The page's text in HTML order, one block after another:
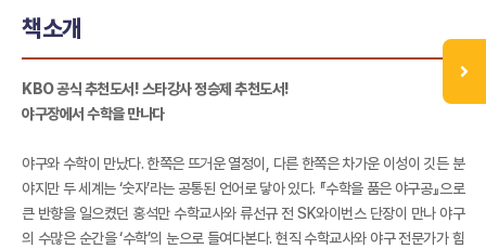
책소개
KBO 공식 추천도서! 스타강사 정승제 추천도서!
야구장에서 수학을 만나다
야구와 수학이 만났다. 한쪽은 뜨거운 열정이, 다른 한쪽은 차가운 이성이 깃든 분
야지만 두 세계는 ‘숫자’라는 공통된 언어로 닿아 있다. 『수학을 품은 야구공』으로
큰 반향을 일으켰던 홍석만 수학교사와 류선규 전 SK와이번스 단장이 만나 야구
의 수많은 순간을 ‘수학’의 눈으로 들여다본다. 현직 수학교사와 야구 전문가가 힘